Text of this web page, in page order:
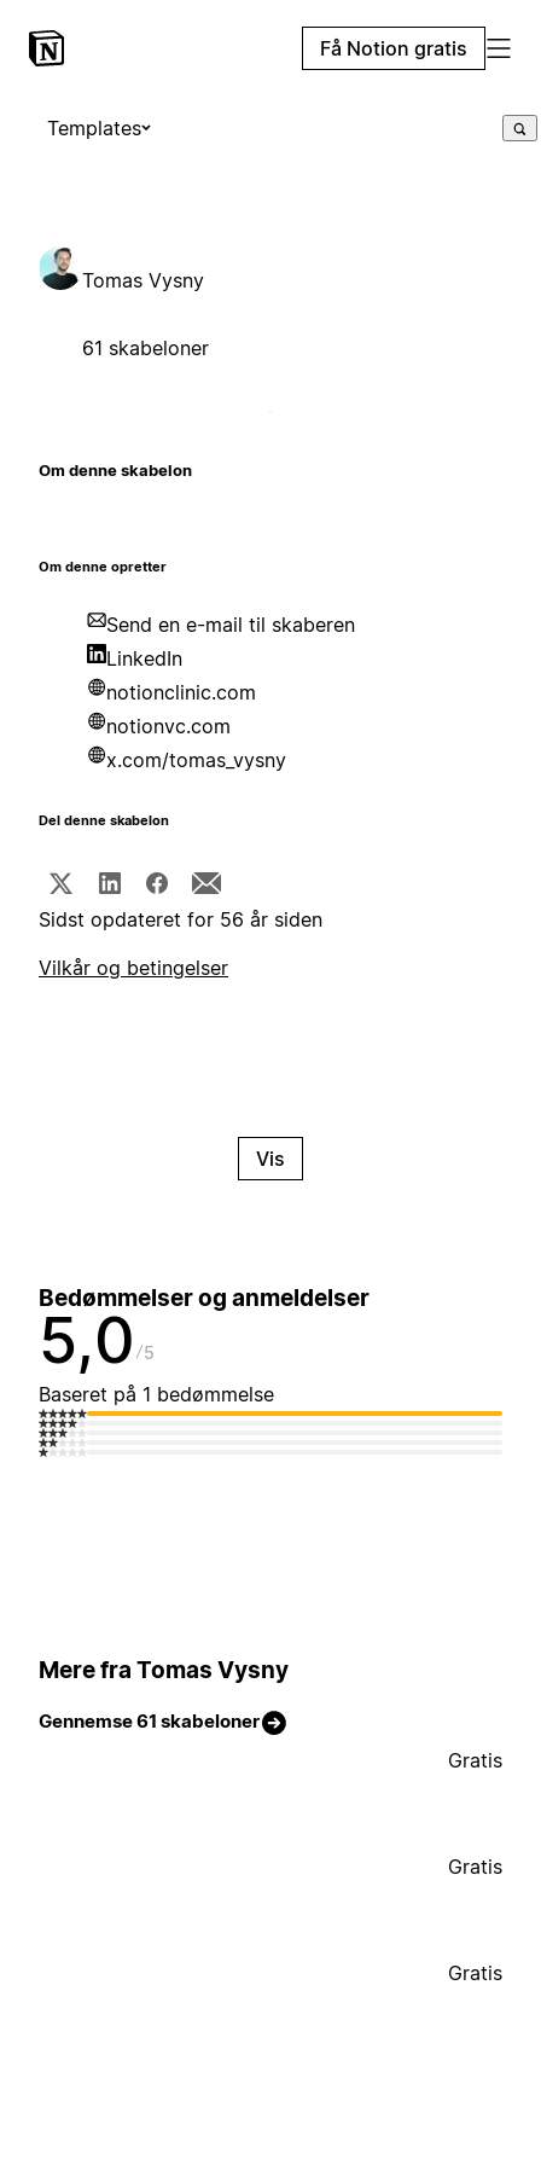
Få Notion gratis
Templates
Tomas Vysny
61 skabeloner
Om denne skabelon
Om denne opretter
Send en e-mail til skaberen
LinkedIn
notionclinic.com
notionvc.com
x.com/tomas_vysny
Del denne skabelon
Sidst opdateret for 56 år siden
Vilkår og betingelser
Vis
Bedømmelser og anmeldelser
5,0 5
Baseret på 1 bedømmelse
Mere fra Tomas Vysny
Gennemse 61 skabeloner
Gratis
Gratis
Gratis